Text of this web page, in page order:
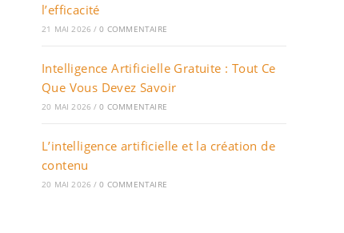
l’efficacité
21 MAI 2026 / 0 COMMENTAIRE
Intelligence Artificielle Gratuite : Tout Ce
Que Vous Devez Savoir
20 MAI 2026 / 0 COMMENTAIRE
L’intelligence artificielle et la création de
contenu
20 MAI 2026 / 0 COMMENTAIRE